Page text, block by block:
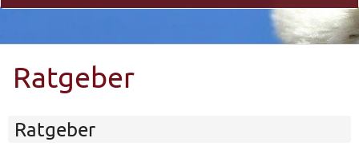
Ratgeber
Ratgeber